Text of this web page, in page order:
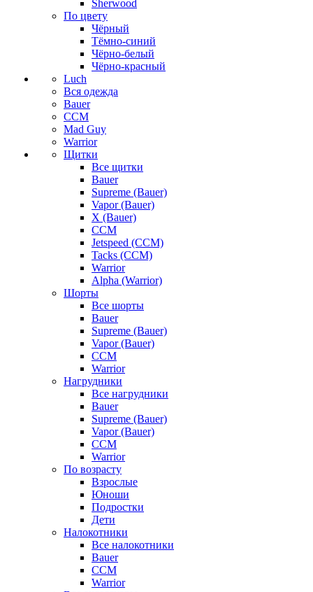
Sherwood
По цвету
Чёрный
Тёмно-синий
Чёрно-белый
Чёрно-красный
Luch
Вся одежда
Bauer
CCM
Mad Guy
Warrior
Щитки
Все щитки
Bauer
Supreme (Bauer)
Vapor (Bauer)
X (Bauer)
CCM
Jetspeed (CCM)
Tacks (CCM)
Warrior
Alpha (Warrior)
Шорты
Все шорты
Bauer
Supreme (Bauer)
Vapor (Bauer)
CCM
Warrior
Нагрудники
Все нагрудники
Bauer
Supreme (Bauer)
Vapor (Bauer)
CCM
Warrior
По возрасту
Взрослые
Юноши
Подростки
Дети
Налокотники
Все налокотники
Bauer
CCM
Warrior